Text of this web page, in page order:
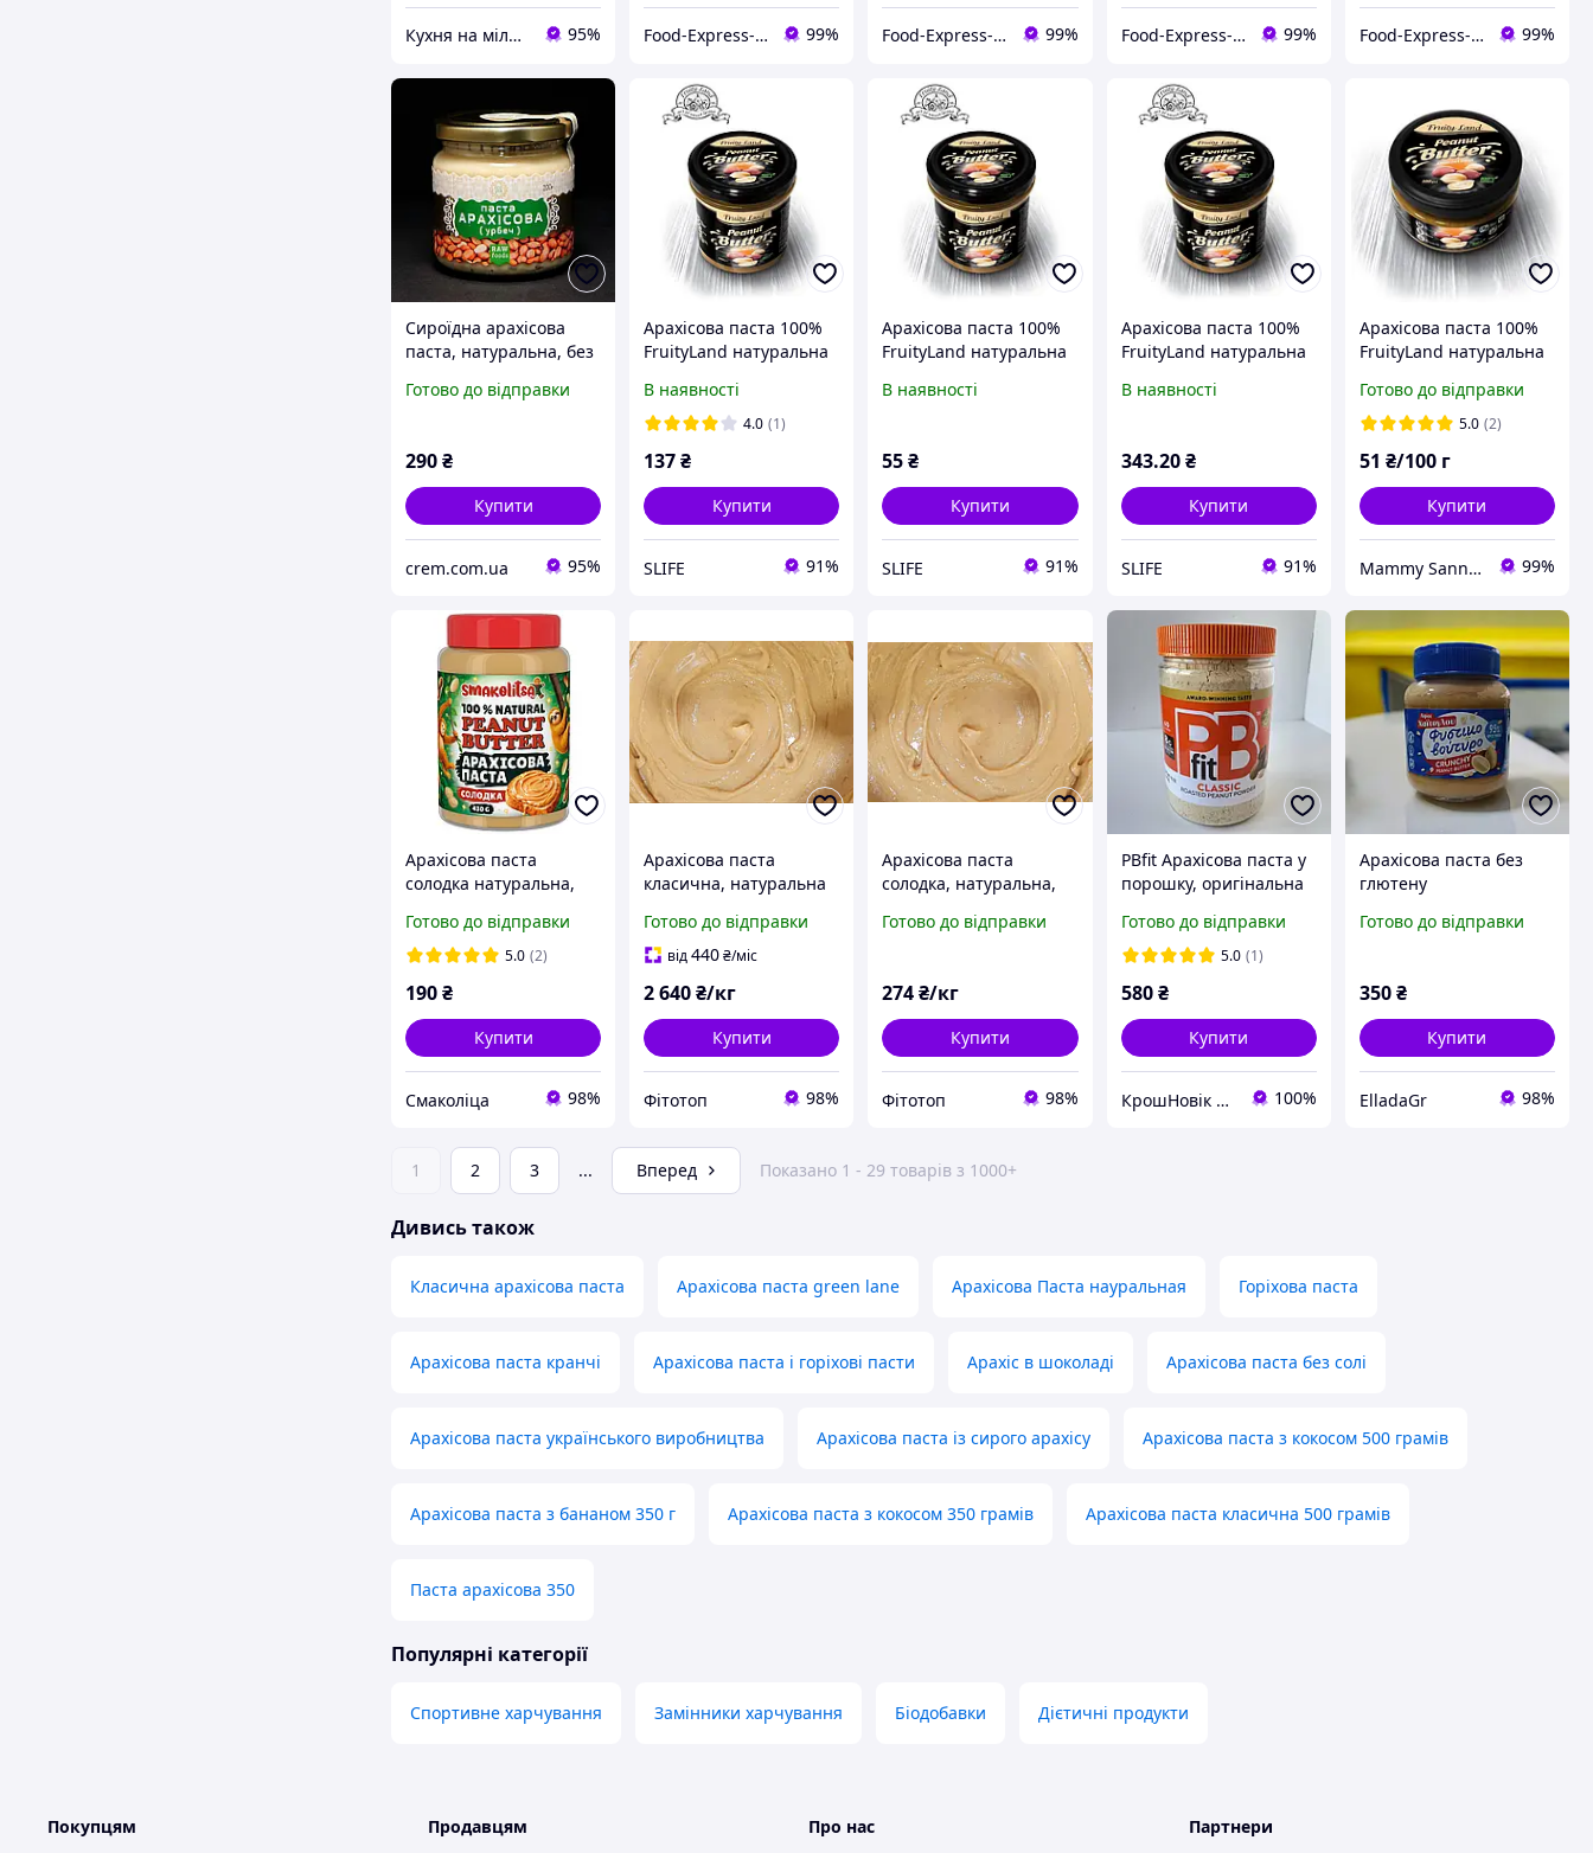
Кухня на мільйон 95% Food-Express-інтернет магазин горіхів та сухофруктів оптом та в роздріб 99% Food-Express-інтернет магазин горіхів та сухофруктів оптом та в роздріб 99% Food-Express-інтернет магазин горіхів та сухофруктів оптом та в роздріб 99% Food-Express-інтернет магазин горіхів та сухофруктів оптом та в роздріб 99%
Сироїдна арахісова
паста, натуральна, без
Готово до відправки
290₴
Купити
crem.com.ua 95%
Арахісова паста 100%
FruityLand натуральна
В наявності
4.0 (1)
137₴
Купити
SLIFE 91%
Арахісова паста 100%
FruityLand натуральна
В наявності
55₴
Купити
SLIFE 91%
Арахісова паста 100%
FruityLand натуральна
В наявності
343.20 ₴
Купити
SLIFE 91%
Арахісова паста 100%
FruityLand натуральна
(скло)
Готово до відправки
5.0 (2)
51 ₴/100 г
Купити
Mammy Sanny Shop 99%
Арахісова паста
солодка натуральна,
Готово до відправки
5.0 (2)
190₴
Купити
Смаколіца 98%
Арахісова паста
класична, натуральна
10 кг
Готово до відправки
від440₴/міс
2 640₴/кг
Купити
Фітотоп 98%
Арахісова паста
солодка, натуральна,
Готово до відправки
274₴/кг
Купити
Фітотоп 98%
PBfit Арахісова паста у
порошку, оригінальна
Готово до відправки
5.0 (1)
580 ₴
Купити
КрошНовік Вітаміни Айхерб із США Україна 100%
Арахісова паста без
глютену
Готово до відправки
350₴
Купити
ElladaGr 98%
1 2 3 ... Вперед Показано 1 - 29 товарів з 1000+
Дивись також
Класична арахісова паста Арахісова паста green lane Арахісова Паста науральная Горіхова паста
Арахісова паста кранчі Арахісова паста і горіхові пасти Арахіс в шоколаді Арахісова паста без солі
Арахісова паста українського виробництва Арахісова паста із сирого арахісу Арахісова паста з кокосом 500 грамів
Арахісова паста з бананом 350 г Арахісова паста з кокосом 350 грамів Арахісова паста класична 500 грамів
Паста арахісова 350
Популярні категорії
Спортивне харчування Замінники харчування Біодобавки Дієтичні продукти
Покупцям Продавцям Про нас Партнери